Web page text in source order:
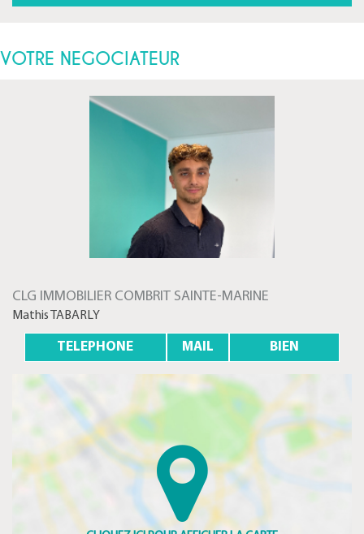
VOTRE NEGOCIATEUR
CLG IMMOBILIER COMBRIT SAINTE-MARINE
Mathis TABARLY
TELEPHONE MAIL BIEN